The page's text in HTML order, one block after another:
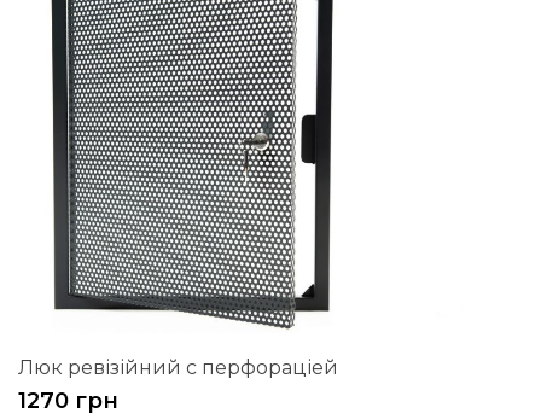
Люк ревізійний с перфораціей
1270 грн